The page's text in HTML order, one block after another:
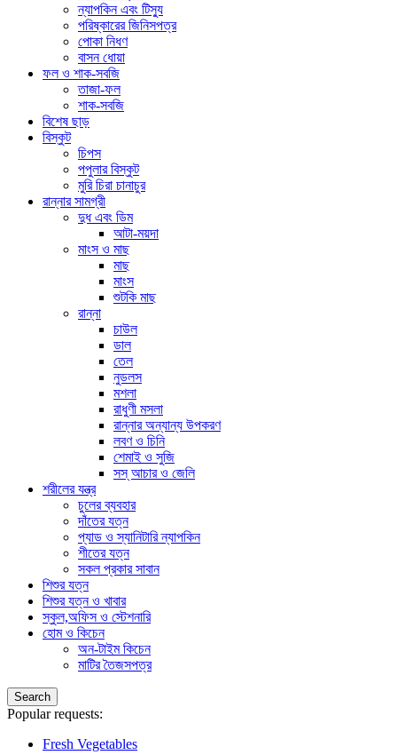
ন্যাপকিন এবং টিস্যু
পরিষ্কারের জিনিসপত্র
পোকা নিধণ
বাসন ধোয়া
ফল ও শাক-সবজি
তাজা-ফল
শাক-সবজি
বিশেষ ছাড়
বিস্কুট
চিপস
পপুলার বিস্কুট
মুরি চিরা চানাচুর
রান্নার সামগ্রী
দুধ এবং ডিম
আটা-ময়দা
মাংস ও মাছ
মাছ
মাংস
শুটকি মাছ
রান্না
চাউল
ডাল
তেল
নুডলস
মশলা
রাধুণী মসলা
রান্নার অন্যান্য উপকরণ
লবণ ও চিনি
শেমাই ও সুজি
সস্ আচার ও জেলি
শরীলের যন্ত্র
চুলের ব্যবহার
দাঁতের যত্ন
প্যাড ও স্যানিটারি ন্যাপকিন
শীতের যত্ন
সকল প্রকার সাবান
শিশুর যত্ন
শিশুর যত্ন ও খাবার
স্কুল,অফিস ও স্টেশনারি
হোম ও কিচেন
অন-টাইম কিচেন
মাটির তৈজসপত্র
Search
Popular requests:
Fresh Vegetables